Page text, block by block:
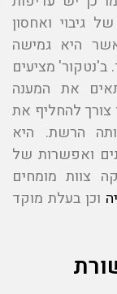
גיבוי ואחסון
היא גמישה
ב'נטקור' מציעים
את המענה
צורך להחליף את
הרשת. היא
ואפשרות של
צוות מומחים
וכן בעלת מוקד